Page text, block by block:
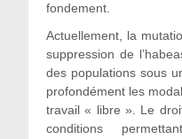
fondement.
Actuellement, la
suppression de
des populations sous
profondément les
travail « libre ». Le
conditions